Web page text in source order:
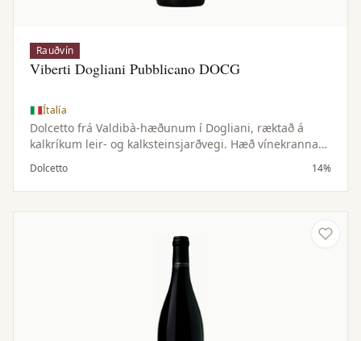
Rauðvín
Viberti Dogliani Pubblicano DOCG
Ítalía
Dolcetto frá Valdibà-hæðunum í Dogliani, ræktað á
kalkríkum leir- og kalksteinsjarðvegi. Hæð vínekranna
gefur víninu lifandi sýru og ferskan keim.
Dolcetto 14%